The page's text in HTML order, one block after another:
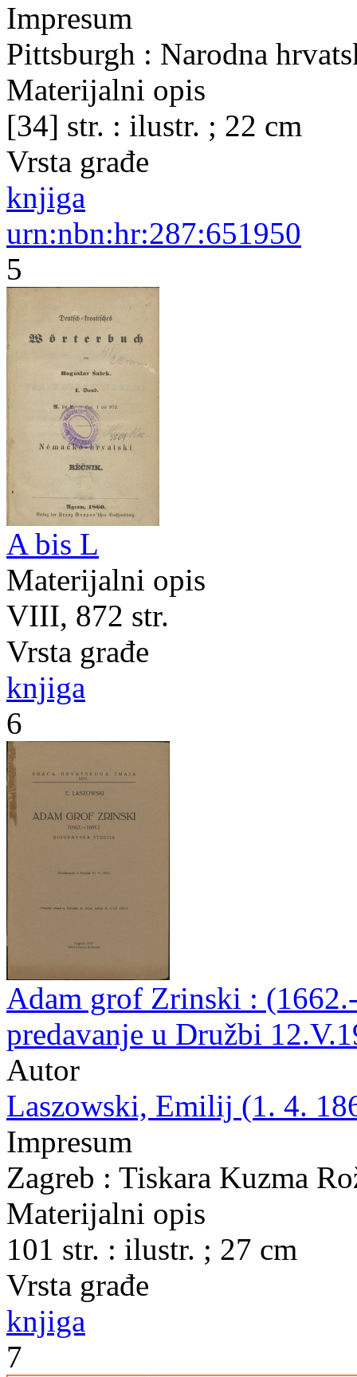
Impresum
Pittsburgh : Narodna
Materijalni opis
[34] str. : ilustr. ; 22 cm
Vrsta građe
knjiga
urn:nbn:hr:287:651950
5
A bis L
Materijalni opis
VIII, 872 str.
Vrsta građe
knjiga
6
Adam grof Zrinski :
predavanje u Družbi
Autor
Laszowski, Emilij (1. 4.
Impresum
Zagreb : Tiskara Kuzma
Materijalni opis
101 str. : ilustr. ; 27 cm
Vrsta građe
knjiga
7